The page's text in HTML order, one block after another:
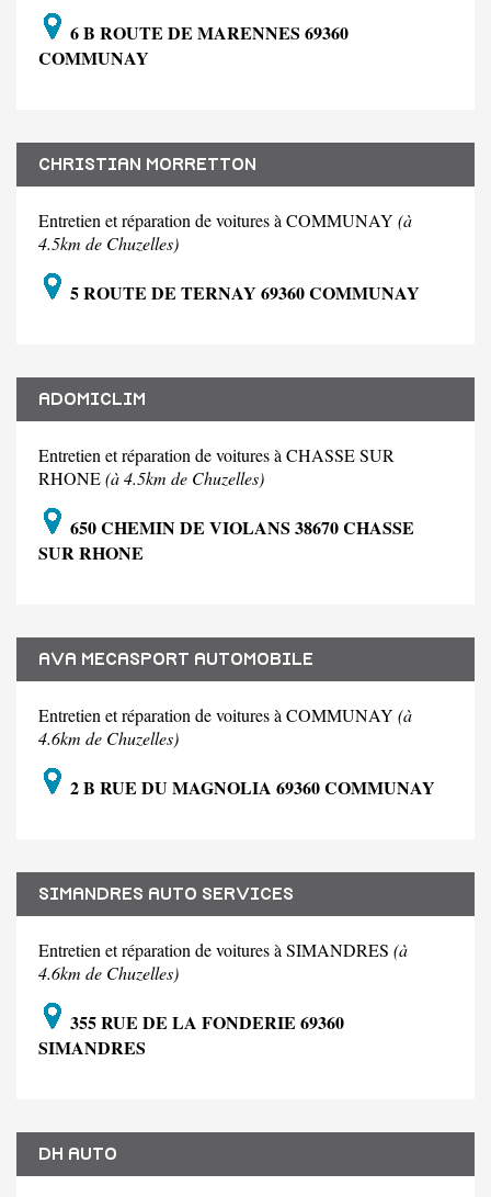
6 B ROUTE DE MARENNES 69360
COMMUNAY
CHRISTIAN MORRETTON
Entretien et réparation de voitures à COMMUNAY (à
4.5km de Chuzelles)
5 ROUTE DE TERNAY 69360 COMMUNAY
ADOMICLIM
Entretien et réparation de voitures à CHASSE SUR
RHONE(à 4.5km de Chuzelles)
650 CHEMIN DE VIOLANS 38670 CHASSE
SUR RHONE
AVA MECASPORT AUTOMOBILE
Entretien et réparation de voitures à COMMUNAY (à
4.6km de Chuzelles)
2 B RUE DU MAGNOLIA 69360 COMMUNAY
SIMANDRES AUTO SERVICES
Entretien et réparation de voitures à SIMANDRES (à
4.6km de Chuzelles)
355 RUE DE LA FONDERIE 69360
SIMANDRES
DH AUTO